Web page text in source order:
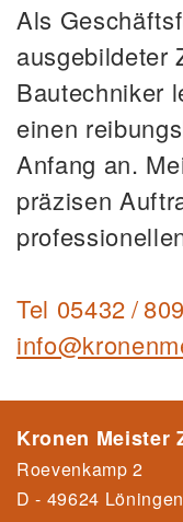
Als
ausgebildeter
Bautechniker
einen
Anfang an.
präzisen
Tel 05432 /
Kronen Meister
Roevenkamp 2
D - 49624 Löningen